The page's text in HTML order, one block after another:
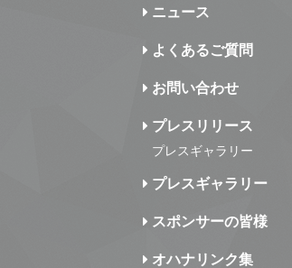
ニュース
よくあるご質問
お問い合わせ
プレスリリース
プレスギャラリー
プレスギャラリー
スポンサーの皆様
オハナリンク集